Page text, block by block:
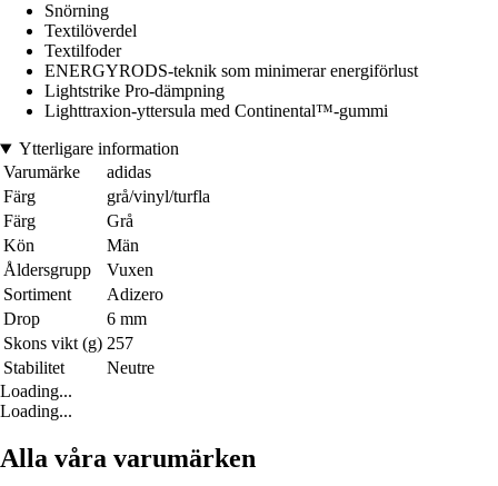
Snörning
Textilöverdel
Textilfoder
ENERGYRODS-teknik som minimerar energiförlust
Lightstrike Pro-dämpning
Lighttraxion-yttersula med Continental™-gummi
Ytterligare information
Varumärke
adidas
Färg
grå/vinyl/turfla
Färg
Grå
Kön
Män
Åldersgrupp
Vuxen
Sortiment
Adizero
Drop
6 mm
Skons vikt (g) 257
Stabilitet
Neutre
Loading...
Loading...
Alla våra varumärken